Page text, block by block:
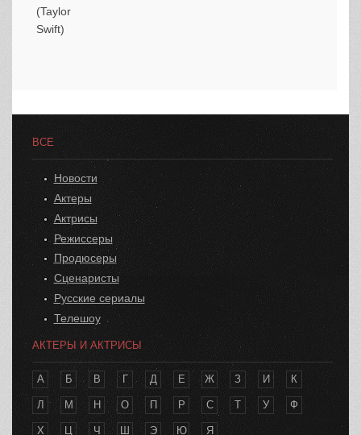
ВСЕ
Новости
Актеры
Актрисы
Режиссеры
Продюсеры
Сценаристы
Русские сериалы
Телешоу
АКТЕРЫ И АКТРИСЫ
А Б В Г Д Е Ж З И К
Л М Н О П Р С Т У Ф
Х Ц Ч Э Ю Я